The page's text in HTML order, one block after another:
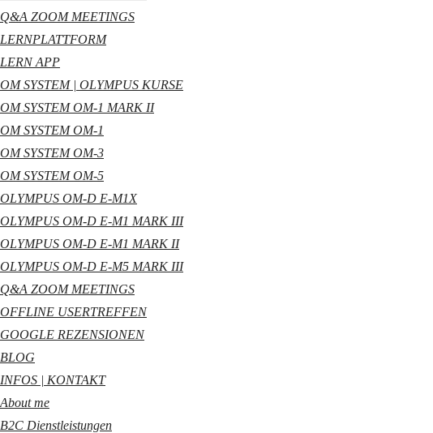
Q&A ZOOM MEETINGS
LERNPLATTFORM
LERN APP
OM SYSTEM | OLYMPUS KURSE
OM SYSTEM OM-1 MARK II
OM SYSTEM OM-1
OM SYSTEM OM-3
OM SYSTEM OM-5
OLYMPUS OM-D E-M1X
OLYMPUS OM-D E-M1 MARK III
OLYMPUS OM-D E-M1 MARK II
OLYMPUS OM-D E-M5 MARK III
Q&A ZOOM MEETINGS
OFFLINE USERTREFFEN
GOOGLE REZENSIONEN
BLOG
INFOS | KONTAKT
About me
B2C Dienstleistungen